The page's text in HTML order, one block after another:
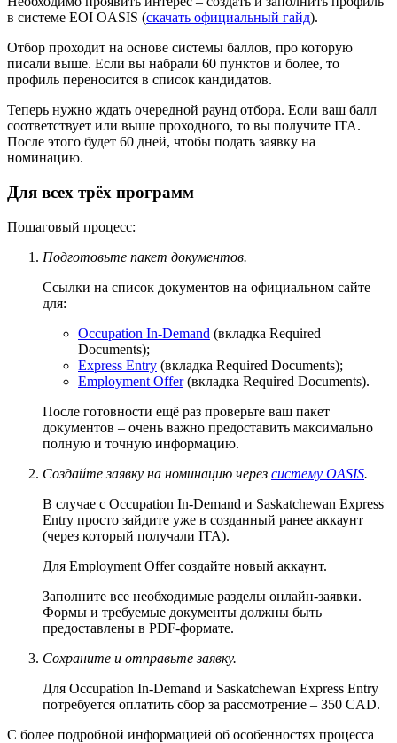
в системе EOI OASIS (скачать официальный гайд).
Отбор проходит на основе системы баллов, про которую
писали выше. Если вы набрали 60 пунктов и более, то
профиль переносится в список кандидатов.
Теперь нужно ждать очередной раунд отбора. Если ваш балл
соответствует или выше проходного, то вы получите ITA.
После этого будет 60 дней, чтобы подать заявку на
номинацию.
Для всех трёх программ
Пошаговый процесс:
Подготовьте пакет документов.
Ссылки на список документов на официальном сайте
для:
Occupation In-Demand (вкладка Required
Documents);
Express Entry (вкладка Required Documents);
Employment Offer(вкладка Required Documents).
После готовности ещё раз проверьте ваш пакет
документов – очень важно предоставить максимально
полную и точную информацию.
Создайте заявку на номинацию через систему OASIS.
В случае с Occupation In-Demand и Saskatchewan Express
Entry просто зайдите уже в созданный ранее аккаунт
(через который получали ITA).
Для Employment Offer создайте новый аккаунт.
Заполните все необходимые разделы онлайн-заявки.
Формы и требуемые документы должны быть
предоставлены в PDF-формате.
Сохраните и отправьте заявку.
Для Occupation In-Demand и Saskatchewan Express Entry
потребуется оплатить сбор за рассмотрение – 350 CAD.
С более подробной информацией об особенностях процесса